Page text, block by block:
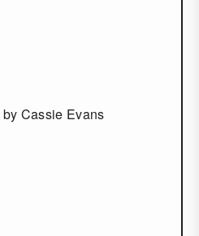
by Cassie Evans